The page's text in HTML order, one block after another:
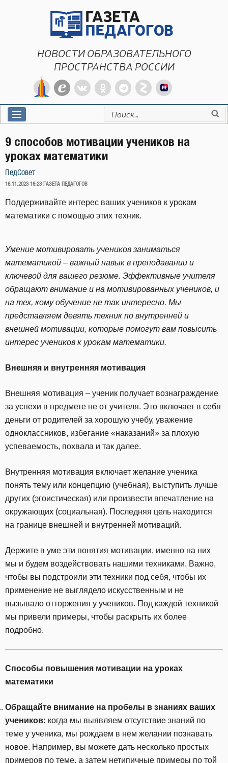
НОВОСТИ ОБРАЗОВАТЕЛЬНОГО
ПРОСТРАНСТВА РОССИИ
Искать:
9 способов мотивации учеников на
уроках математики
ПедСовет
ОПУБЛИКОВАНО
16.11.2023 16:23 ГАЗЕТА ПЕДАГОГОВ
Поддерживайте интерес ваших учеников к урокам
математики с помощью этих техник.
Умение мотивировать учеников заниматься
математикой – важный навык в преподавании и
ключевой для вашего резюме. Эффективные учителя
обращают внимание и на мотивированных учеников, и
на тех, кому обучение не так интересно. Мы
представляем девять техник по внутренней и
внешней мотивации, которые помогут вам повысить
интерес учеников к урокам математики.
Внешняя и внутренняя мотивация
Внешняя мотивация – ученик получает вознаграждение
за успехи в предмете не от учителя. Это включает в себя
деньги от родителей за хорошую учебу, уважение
одноклассников, избегание «наказаний» за плохую
успеваемость, похвала и так далее.
Внутренняя мотивация включает желание ученика
понять тему или концепцию (учебная), выступить лучше
других (эгоистическая) или произвести впечатление на
окружающих (социальная). Последняя цель находится
на границе внешней и внутренней мотиваций.
Держите в уме эти понятия мотивации, именно на них
мы и будем воздействовать нашими техниками. Важно,
чтобы вы подстроили эти техники под себя, чтобы их
применение не выглядело искусственным и не
вызывало отторжения у учеников. Под каждой техникой
мы привели примеры, чтобы раскрыть их более
подробно.
Способы повышения мотивации на уроках
математики
Обращайте внимание на пробелы в знаниях ваших
учеников: когда мы выявляем отсутствие знаний по
теме у ученика, мы рождаем в нем желании познавать
новое. Например, вы можете дать несколько простых
примеров по теме, а затем нетипичные примеры по той